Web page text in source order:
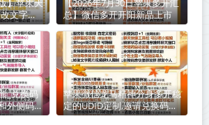
】苹果天
文字修
【2026年7月30日苹果多开汇
总】微信多开开阳新品上市
_兑换码
外侧码还
苹果微信龙马精神分身多开稳
定的UDID定制,邀请兑换码购
买